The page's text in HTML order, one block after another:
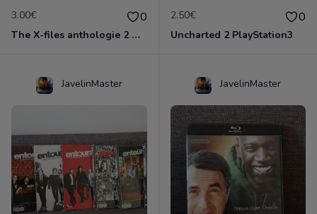
3.00€ 0
The X-files anthologie 2 DVD
2.50€ 0
Uncharted 2 PlayStation3
JavelinMaster JavelinMaster